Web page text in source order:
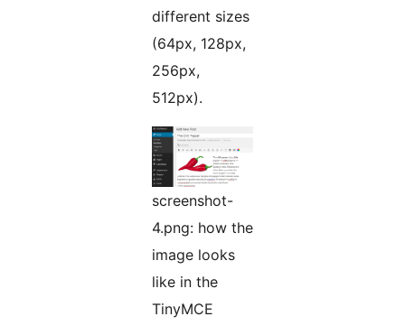
different sizes
(64px, 128px,
256px,
512px).
screenshot-
4.png: how the
image looks
like in the
TinyMCE